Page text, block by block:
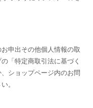
申出その他個人情報の取
「特定商取引法に基づく
ショップページ内のお問
。